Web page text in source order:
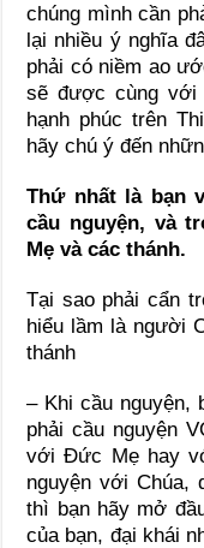
chúng mình cần
lại nhiều ý nghĩa
phải có niềm ao
sẽ được cùng với
hạnh phúc trên
hãy chú ý đến
Thứ nhất là bạn
cầu nguyện, và
Mẹ và các thánh.
Tại sao phải cẩn
hiểu lầm là người
thánh
– Khi cầu nguyện,
phải cầu nguyện
với Đức Mẹ hay
nguyện với Chúa,
thì bạn hãy mở
của bạn, đại khái